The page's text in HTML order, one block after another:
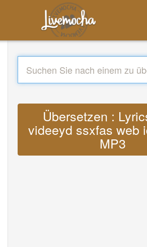
Übersetzen :
videeyd ssxfas web
MP3